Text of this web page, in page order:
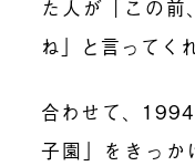
た人が「この前
ね」と言ってく
合わせて、
子園」をきっか